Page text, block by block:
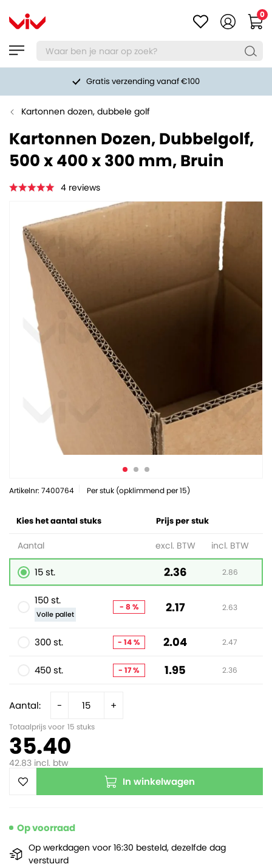
0
Gratis verzending vanaf €100
Kartonnen dozen, dubbele golf
Kartonnen Dozen, Dubbelgolf,
500 x 400 x 300 mm, Bruin
4 reviews
Artikelnr: 7400764 Per stuk (opklimmend per 15)
Aantal: - +
Totaalprijs voor 15 stuks
35.40
42.83 incl. btw
In winkelwagen
Kies het aantal stuks Prijs per stuk
Aantal excl. BTW incl. BTW
15 st. 2.36 2.86
150 st.
Volle pallet
- 8 % 2.17 2.63
300 st. - 14 % 2.04 2.47
450 st. - 17 % 1.95 2.36
Op voorraad
Op werkdagen voor 16:30 besteld, dezelfde dag
verstuurd